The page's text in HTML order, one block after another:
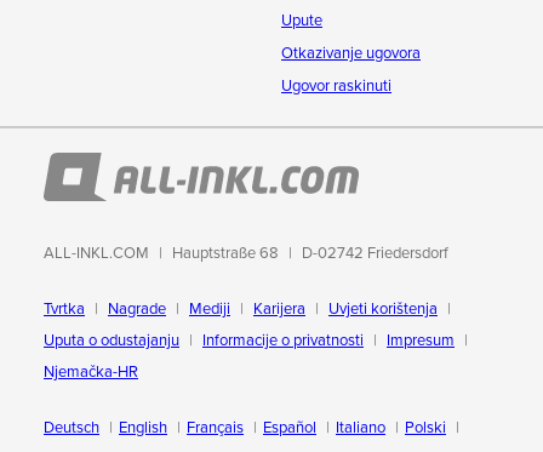
Upute
Otkazivanje ugovora
Ugovor raskinuti
ALL-INKL.COM Hauptstraße 68 D-02742 Friedersdorf
Tvrtka Nagrade Mediji Karijera
Uvjeti korištenja
Uputa o odustajanju
Informacije o privatnosti
Impresum
Njemačka-HR
Deutsch English Français Español Italiano
Polski